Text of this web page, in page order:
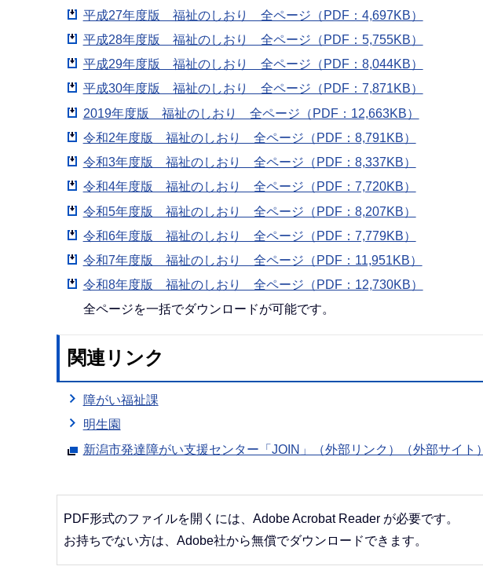
平成27年度版 福祉のしおり 全ページ（PDF：4,697KB）
平成28年度版 福祉のしおり 全ページ（PDF：5,755KB）
平成29年度版 福祉のしおり 全ページ（PDF：8,044KB）
平成30年度版 福祉のしおり 全ページ（PDF：7,871KB）
2019年度版 福祉のしおり 全ページ（PDF：12,663KB）
令和2年度版 福祉のしおり 全ページ（PDF：8,791KB）
令和3年度版 福祉のしおり 全ページ（PDF：8,337KB）
令和4年度版 福祉のしおり 全ページ（PDF：7,720KB）
令和5年度版 福祉のしおり 全ページ（PDF：8,207KB）
令和6年度版 福祉のしおり 全ページ（PDF：7,779KB）
令和7年度版 福祉のしおり 全ページ（PDF：11,951KB）
令和8年度版 福祉のしおり 全ページ（PDF：12,730KB）
全ページを一括でダウンロードが可能です。
関連リンク
障がい福祉課
明生園
新潟市発達障がい支援センター「JOIN」（外部リンク）（外部サイト）
PDF形式のファイルを開くには、Adobe Acrobat Reader が必要です。
お持ちでない方は、Adobe社から無償でダウンロードできます。